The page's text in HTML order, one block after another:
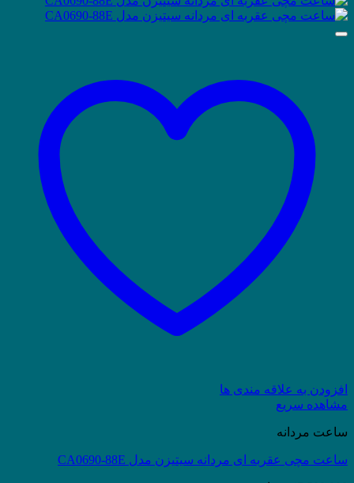
افزودن به علاقه مندی ها
مشاهده سریع
ساعت مردانه
ساعت مچی عقربه ای مردانه سیتیزن مدل CA0690-88E